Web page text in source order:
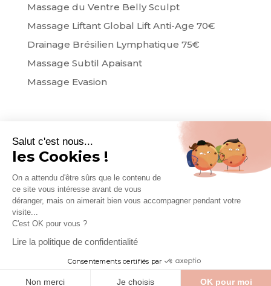
Salut c'est nous...
les Cookies !
On a attendu d'être sûrs que le contenu de
ce site vous intéresse avant de vous
déranger, mais on aimerait bien vous accompagner pendant votre
visite...
C'est OK pour vous ?
Lire la politique de confidentialité
Consentements certifiés par
Non merci Je choisis OK pour moi
Massage du Ventre Belly Sculpt
Massage Liftant Global Lift Anti-Age 70€
Drainage Brésilien Lymphatique 75€
Massage Subtil Apaisant
Massage Evasion
© Delfizen –Mentions légales
Politique de
confidentialité–Cookies–
Accueil|Nos soins|